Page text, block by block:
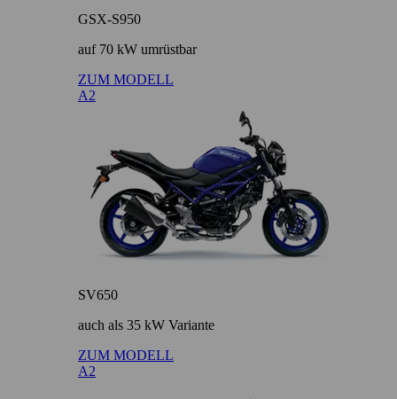
GSX-S950
auf 70 kW umrüstbar
ZUM MODELL
A2
SV650
auch als 35 kW Variante
ZUM MODELL
A2